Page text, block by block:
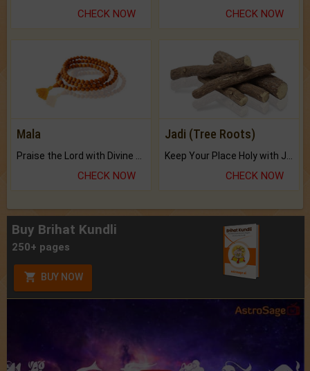
CHECK NOW CHECK NOW
Mala
Praise the Lord with Divine Energies of Mala.
CHECK NOW
Jadi (Tree Roots)
Keep Your Place Holy with Jadi.
CHECK NOW
Buy Brihat Kundli
250+ pages
BUY NOW